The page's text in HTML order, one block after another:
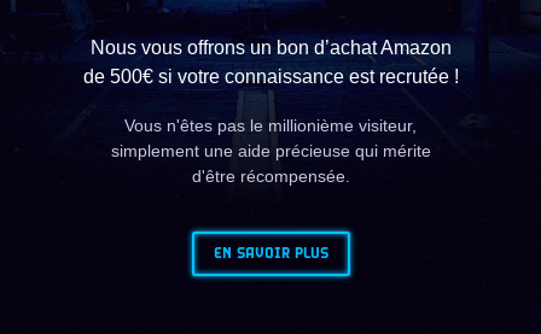
Nous vous offrons un bon d’achat Amazon
de 500€ si votre connaissance est recrutée !
Vous n'êtes pas le millionième visiteur,
simplement une aide précieuse qui mérite
d'être récompensée.
EN SAVOIR PLUS